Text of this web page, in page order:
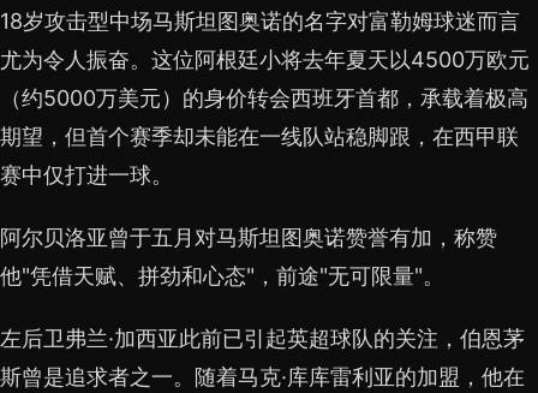
18岁攻击型中场马斯坦图奥诺的名字对富勒姆球迷而言
尤为令人振奋。这位阿根廷小将去年夏天以4500万欧元
（约5000万美元）的身价转会西班牙首都，承载着极高
期望，但首个赛季却未能在一线队站稳脚跟，在西甲联
赛中仅打进一球。
阿尔贝洛亚曾于五月对马斯坦图奥诺赞誉有加，称赞
他"凭借天赋、拼劲和心态"，前途"无可限量"。
左后卫弗兰·加西亚此前已引起英超球队的关注，伯恩茅
斯曾是追求者之一。随着马克·库库雷利亚的加盟，他在